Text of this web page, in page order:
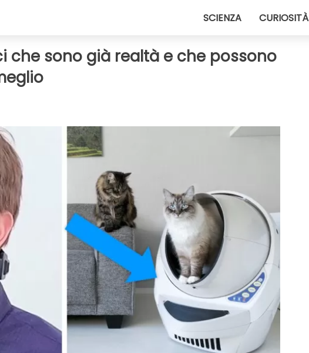
SCIENZA CURIOSITÀ
che sono già realtà e che possono